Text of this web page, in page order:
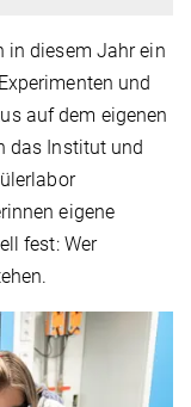
in diesem Jahr ein
und
auf dem eigenen
das Institut und
eigene
fest: Wer